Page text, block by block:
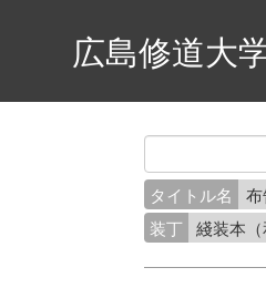
広島修道大
タイトル名
装丁 綫装本（